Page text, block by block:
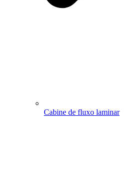
Cabine de fluxo laminar